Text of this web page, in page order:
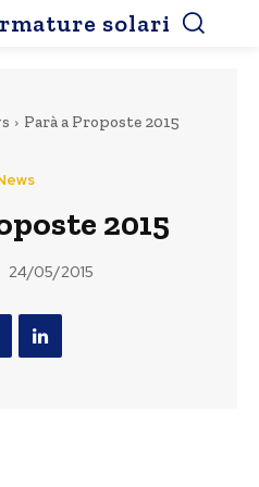
solari
Parà a Proposte 2015
2015
24/05/2015